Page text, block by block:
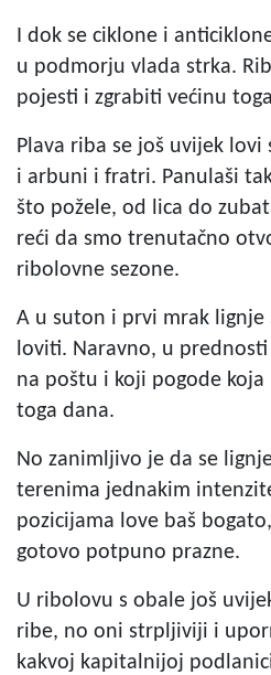
I dok se ciklone i
u podmorju vlada strka.
pojesti i zgrabiti većinu
Plava riba se još uvijek
i arbuni i fratri. Panulaši
što požele, od lica do
reći da smo trenutačno
ribolovne sezone.
A u suton i prvi mrak lignje
loviti. Naravno, u
na poštu i koji pogode koja
toga dana.
No zanimljivo je da se
terenima jednakim
pozicijama love baš
gotovo potpuno prazne.
U ribolovu s obale još
ribe, no oni strpljiviji i
kakvoj kapitalnijoj